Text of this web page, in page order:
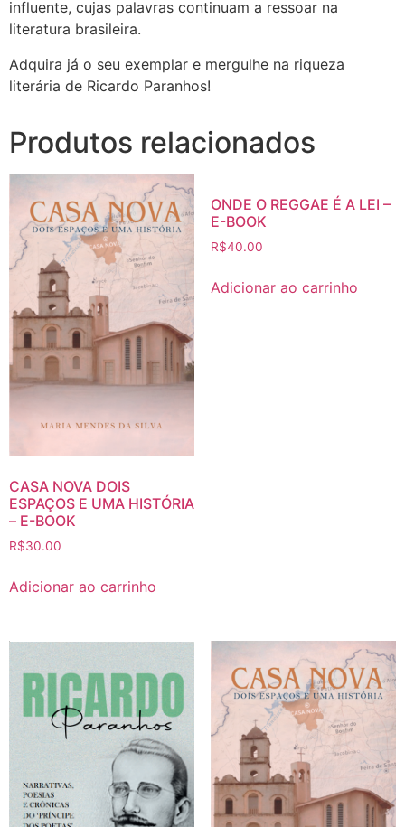
influente, cujas palavras continuam a ressoar na
literatura brasileira.
Adquira já o seu exemplar e mergulhe na riqueza
literária de Ricardo Paranhos!
Produtos relacionados
CASA NOVA DOIS
ESPAÇOS E UMA HISTÓRIA
– E-BOOK
R$30.00
Adicionar ao carrinho
ONDE O REGGAE É A LEI –
E-BOOK
R$40.00
Adicionar ao carrinho